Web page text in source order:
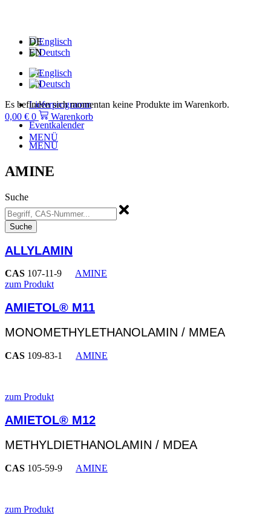
DE
EN
Es befinden sich momentan keine Produkte im Warenkorb.
0,00 € 0
Warenkorb
MENÜ
DE
EN
Lieferprogramm
Eventkalender
MENÜ
AMINE
Suche
Suche
ALLYLAMIN
CAS 107-11-9
AMINE
zum Produkt
AMIETOL® M11
MONOMETHYLETHANOLAMIN / MMEA
CAS 109-83-1 AMINE
zum Produkt
AMIETOL® M12
METHYLDIETHANOLAMIN / MDEA
CAS 105-59-9 AMINE
zum Produkt